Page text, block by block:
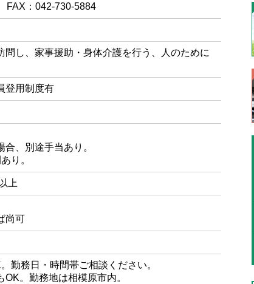
：042-730-5884
問し、家事援助・身体介護を行う、人のために
登用制度有
、別途手当あり。
り。
上
尚可
勤務日・時間帯ご相談ください。
。勤務地は相模原市内。